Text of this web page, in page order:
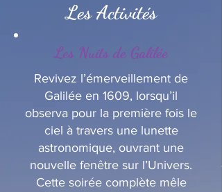
Les Activités
Les Nuits de Galilée
Revivez l’émerveillement de
Galilée en 1609, lorsqu’il
observa pour la première fois le
ciel à travers une lunette
astronomique, ouvrant une
nouvelle fenêtre sur l’Univers.
Cette soirée complète mêle